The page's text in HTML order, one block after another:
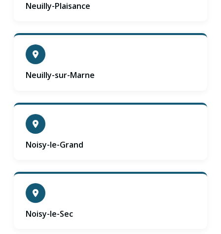
Neuilly-Plaisance
Neuilly-sur-Marne
Noisy-le-Grand
Noisy-le-Sec